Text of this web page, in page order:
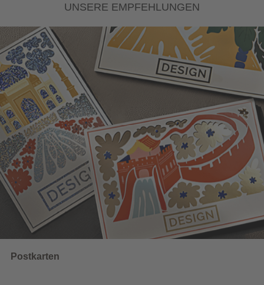
UNSERE EMPFEHLUNGEN